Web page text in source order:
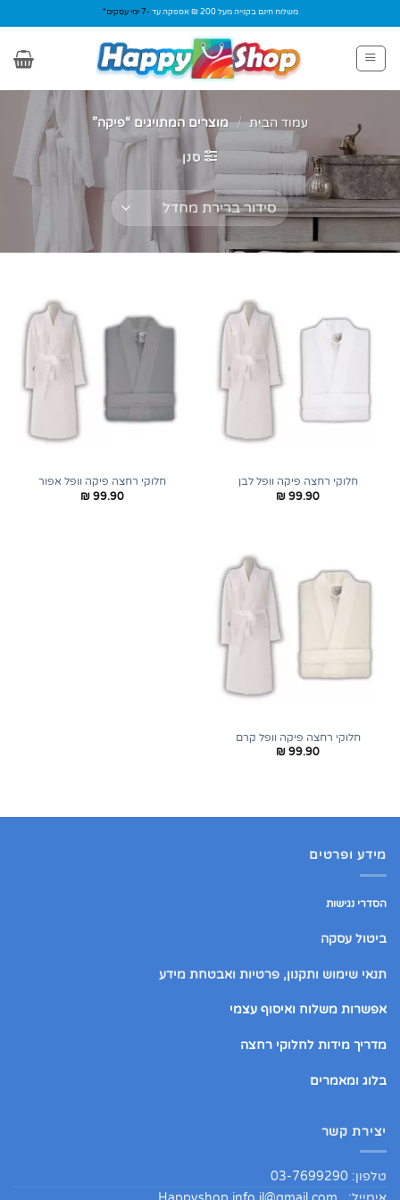
to
content
משלוח חינם בקנייה מעל 200 ₪ אספקה עד -7 ימי עסקים*
עמוד הבית / מוצרים המתויגים “פיקה”
סנן
חלוקי רחצה פיקה וופל לבן
₪ 99.90
חלוקי רחצה פיקה וופל אפור
₪ 99.90
חלוקי רחצה פיקה וופל קרם
₪ 99.90
מידע ופרטים
הסדרי נגישות
ביטול עסקה
תנאי שימוש ותקנון, פרטיות ואבטחת מידע
אפשרות משלוח ואיסוף עצמי
מדריך מידות לחלוקי רחצה
בלוג ומאמרים
יצירת קשר
טלפון: 03-7699290